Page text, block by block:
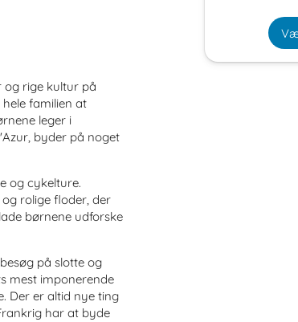
og rige kultur på
familien at
leger i
byder på noget
og cykelture.
rolige floder, der
børnene udforske
på slotte og
mest imponerende
Der er altid nye ting
har at byde